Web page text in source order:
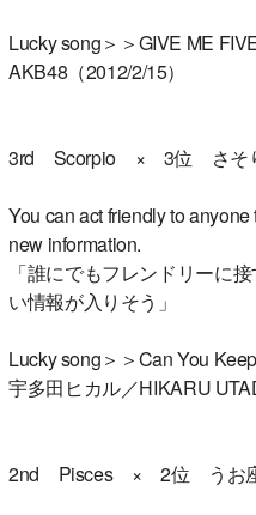
Lucky song＞＞GIVE ME
AKB48（2012/2/15）
3rd Scorpio × 3位 さそ
You can act friendly to
new information.
「誰にでもフレンドリーに
い情報が入りそう」
Lucky song＞＞Can You
宇多田ヒカル／HIKARU
2nd Pisces × 2位 うお